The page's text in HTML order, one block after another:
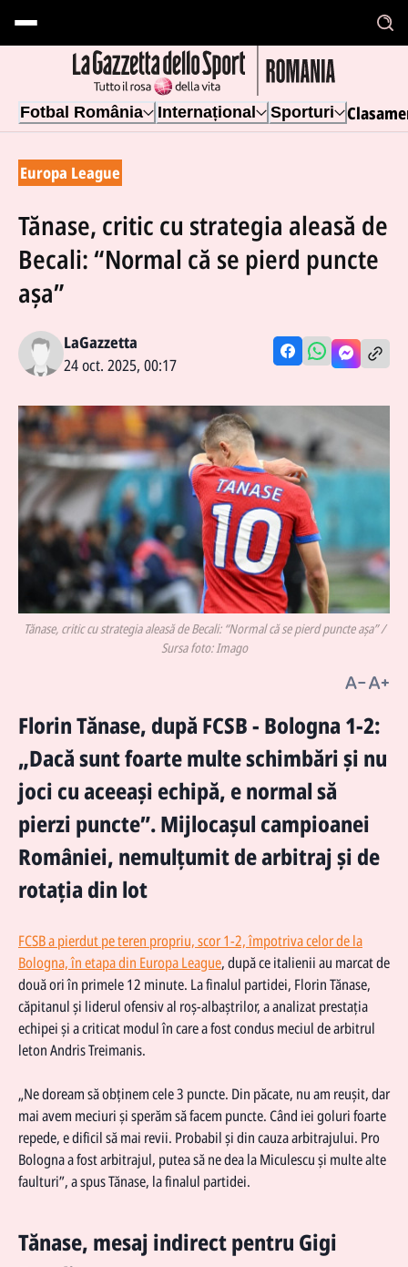
Fotbal România Internațional Sporturi
Europa League
Tănase, critic cu strategia aleasă de
Becali: “Normal că se pierd puncte
așa”
LaGazzetta
24 oct. 2025, 00:17
Tănase, critic cu strategia aleasă de Becali: “Normal că se pierd puncte așa” /
Sursa foto: Imago
Florin Tănase, după FCSB - Bologna 1-2:
„Dacă sunt foarte multe schimbări și nu
joci cu aceeași echipă, e normal să
pierzi puncte”. Mijlocașul campioanei
României, nemulțumit de arbitraj și de
rotația din lot
FCSB a pierdut pe teren propriu, scor 1-2, împotriva celor de la
Bologna, în etapa din Europa League, după ce italienii au marcat de
două ori în primele 12 minute. La finalul partidei, Florin Tănase,
căpitanul și liderul ofensiv al roș-albaștrilor, a analizat prestația
echipei și a criticat modul în care a fost condus meciul de arbitrul
leton Andris Treimanis.
„Ne doream să obținem cele 3 puncte. Din păcate, nu am reușit, dar
mai avem meciuri și sperăm să facem puncte. Când iei goluri foarte
repede, e dificil să mai revii. Probabil și din cauza arbitrajului. Pro
Bologna a fost arbitrajul, putea să ne dea la Miculescu și multe alte
faulturi”, a spus Tănase, la finalul partidei.
Tănase, mesaj indirect pentru Gigi